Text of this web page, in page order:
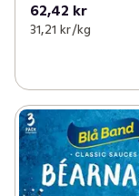
62,42 kr
31,21 kr /kg